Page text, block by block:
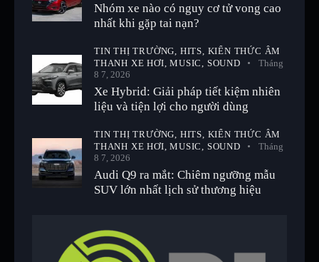
Nhóm xe nào có nguy cơ tử vong cao
nhất khi gặp tai nạn?
TIN THỊ TRƯỜNG, HITS, KIẾN THỨC ÂM
THANH XE HƠI,MUSIC, SOUND
Tháng
8 7, 2026
Xe Hybrid: Giải pháp tiết kiệm nhiên
liệu và tiện lợi cho người dùng
TIN THỊ TRƯỜNG, HITS, KIẾN THỨC ÂM
THANH XE HƠI,MUSIC, SOUND
Tháng
8 7, 2026
Audi Q9 ra mắt: Chiêm ngưỡng mẫu
SUV lớn nhất lịch sử thương hiệu